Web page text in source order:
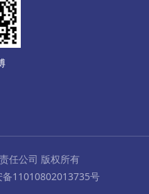
任公司 版权所有
11010802013735号